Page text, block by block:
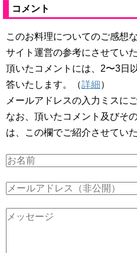
コメント
このお料理についてのご感想
サイト運営の参考にさせてい
頂いたコメントには、2〜3日
答いたします。（詳細）
メールアドレスの入力ミスに
なお、頂いたコメント及びそ
は、この欄でご紹介させてい